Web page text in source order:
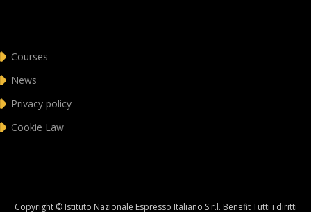
Courses
News
Privacy policy
Cookie Law
Copyright © Istituto Nazionale Espresso Italiano S.r.l. Benefit Tutti i diritti